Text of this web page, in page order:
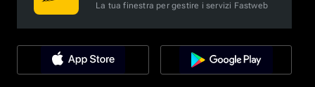
La tua finestra per gestire i servizi Fastweb